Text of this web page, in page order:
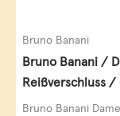
Bruno Banani
Bruno Banani /
Reißverschluss /
Querformat,
Bruno Banani